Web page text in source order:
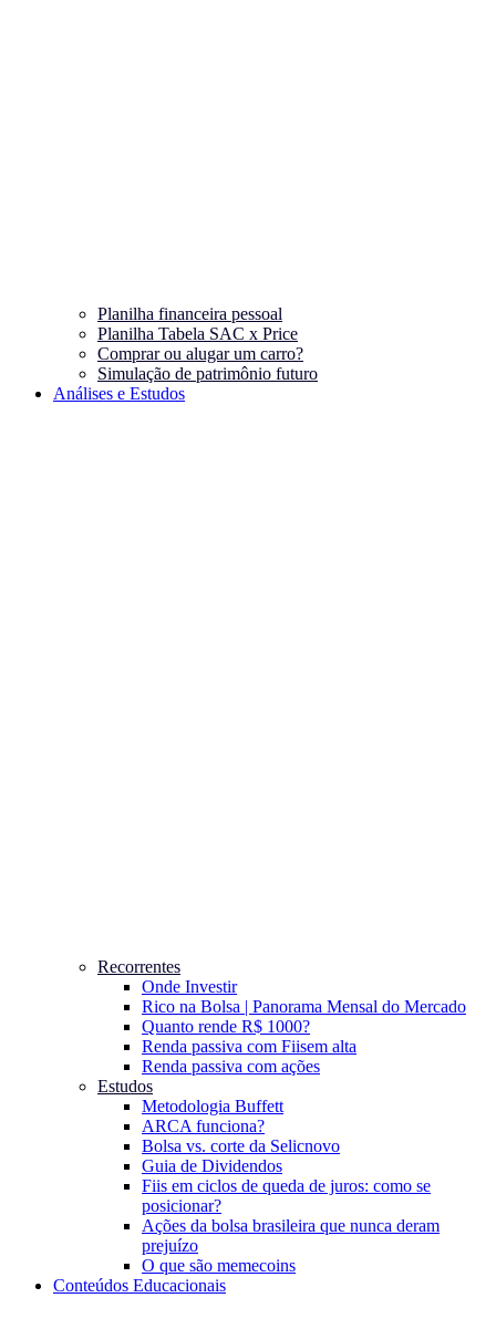
Planilha financeira pessoal
Planilha Tabela SAC x Price
Comprar ou alugar um carro?
Simulação de patrimônio futuro
Análises e Estudos
Recorrentes
Onde Investir
Rico na Bolsa | Panorama Mensal do Mercado
Quanto rende R$ 1000?
Renda passiva com Fiisem alta
Renda passiva com ações
Estudos
Metodologia Buffett
ARCA funciona?
Bolsa vs. corte da Selicnovo
Guia de Dividendos
Fiis em ciclos de queda de juros: como se
posicionar?
Ações da bolsa brasileira que nunca deram
prejuízo
O que são memecoins
Conteúdos Educacionais